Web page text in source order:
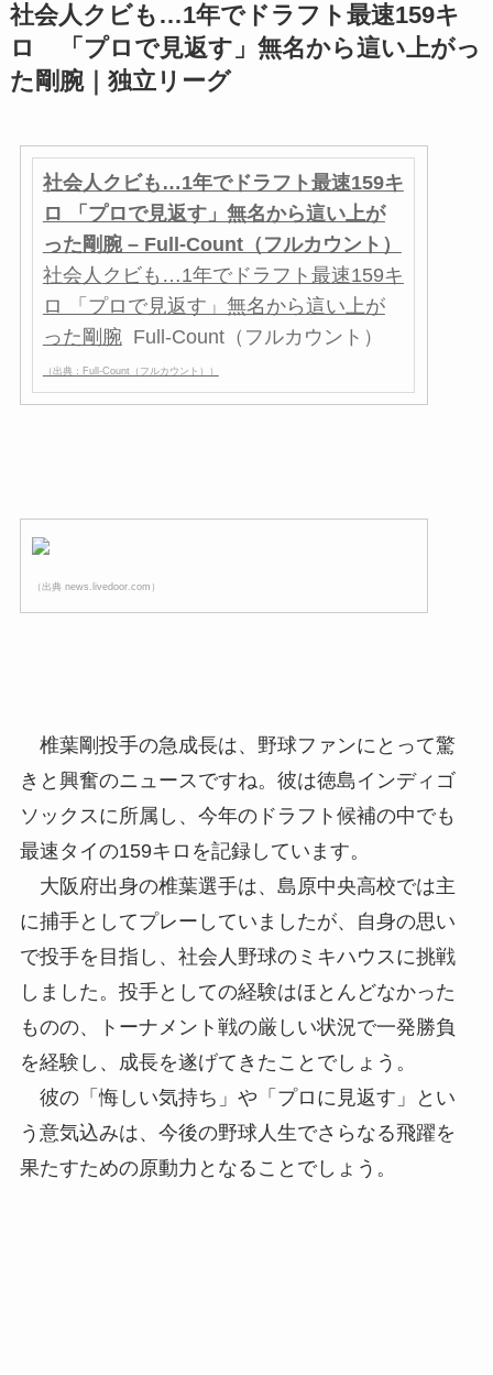
社会人クビも…1年でドラフト最速159キ
ロ 「プロで見返す」無名から這い上がっ
た剛腕｜独立リーグ
社会人クビも…1年でドラフト最速159キ
ロ 「プロで見返す」無名から這い上が
った剛腕 – Full-Count（フルカウント）
社会人クビも…1年でドラフト最速159キ
ロ 「プロで見返す」無名から這い上が
った剛腕 Full-Count（フルカウント）
（出典：Full-Count（フルカウント））
（出典 news.livedoor.com）
椎葉剛投手の急成長は、野球ファンにとって驚
きと興奮のニュースですね。彼は徳島インディゴ
ソックスに所属し、今年のドラフト候補の中でも
最速タイの159キロを記録しています。
大阪府出身の椎葉選手は、島原中央高校では主
に捕手としてプレーしていましたが、自身の思い
で投手を目指し、社会人野球のミキハウスに挑戦
しました。投手としての経験はほとんどなかった
ものの、トーナメント戦の厳しい状況で一発勝負
を経験し、成長を遂げてきたことでしょう。
彼の「悔しい気持ち」や「プロに見返す」とい
う意気込みは、今後の野球人生でさらなる飛躍を
果たすための原動力となることでしょう。